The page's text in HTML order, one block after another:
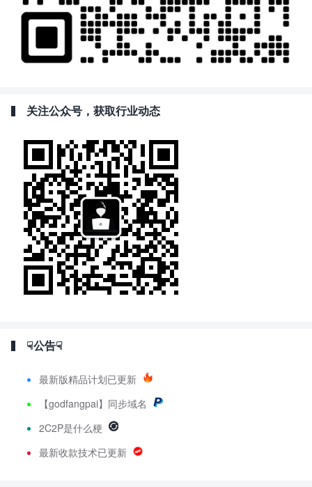
关注公众号，获取行业动态
☟公告☟
最新版精品计划已更新
【godfangpai】同步域名
2C2P是什么梗
最新收款技术已更新